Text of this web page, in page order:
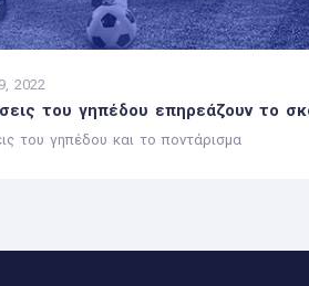
2022
του γηπέδου επηρεάζουν το
του γηπέδου και το ποντάρισμα